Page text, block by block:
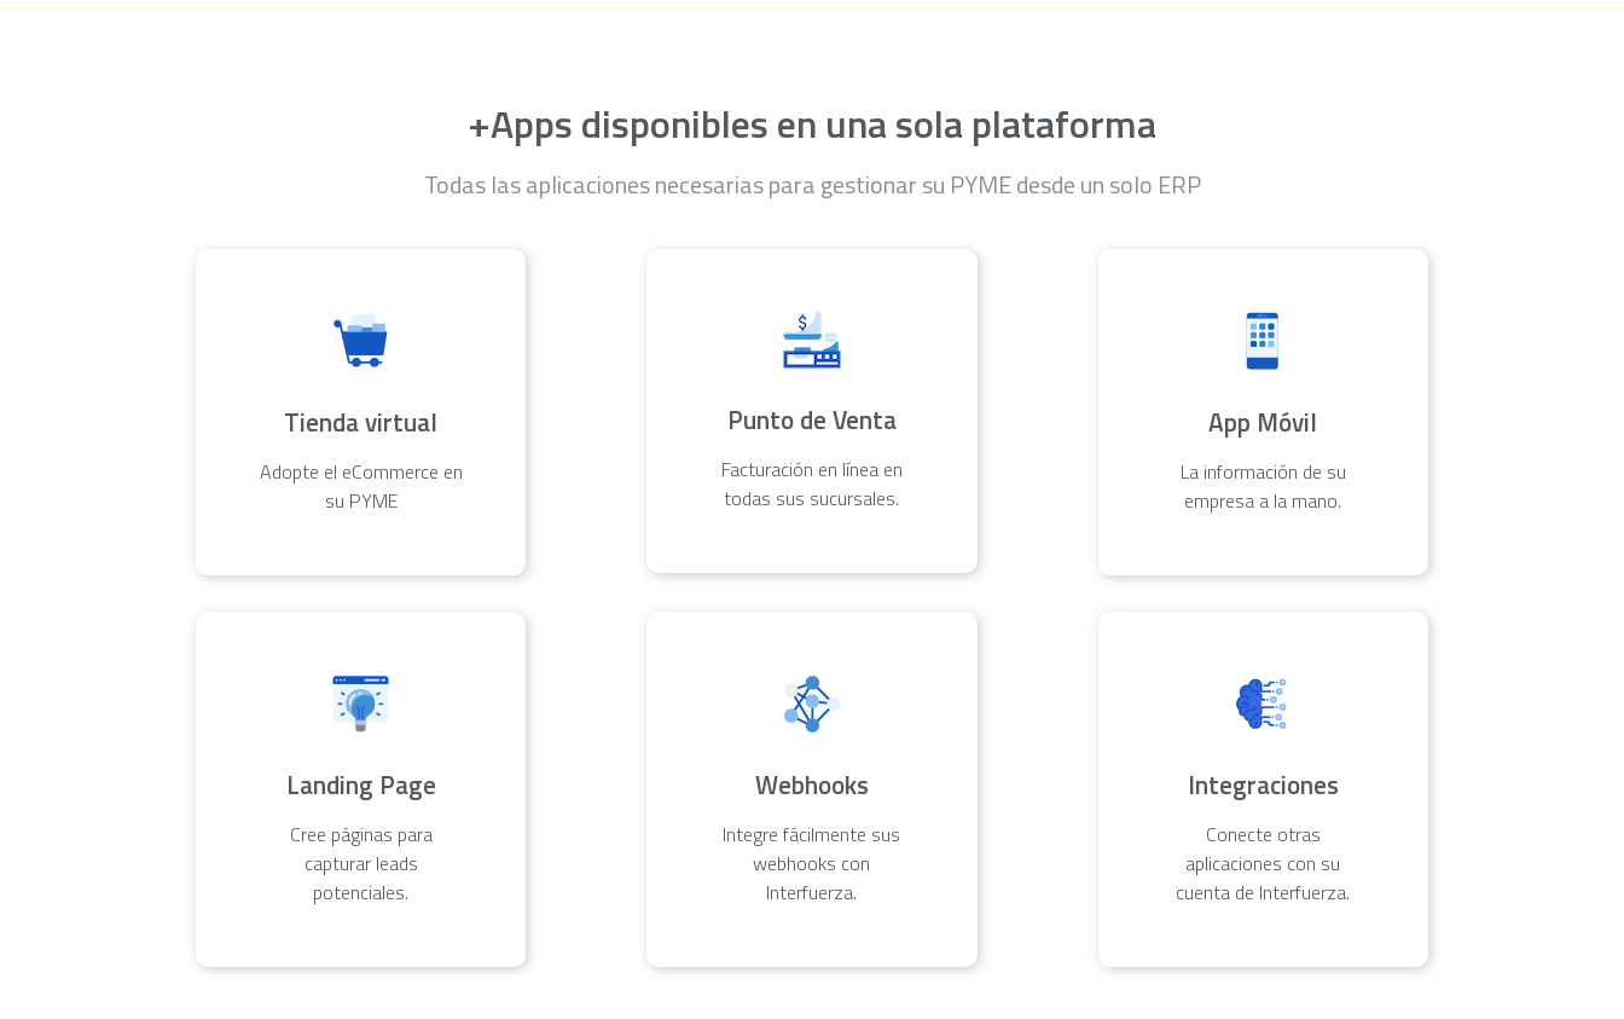
+Apps disponibles en una sola plataforma
Todas las aplicaciones necesarias para gestionar su PYME desde un solo ERP
Tienda virtual
Adopte el eCommerce en
su PYME
Punto de Venta
Facturación en línea en
todas sus sucursales.
App Móvil
La información de su
empresa a la mano.
Landing Page
Cree páginas para
capturar leads
potenciales.
Webhooks
Integre fácilmente sus
webhooks con
Interfuerza.
Integraciones
Conecte otras
aplicaciones con su
cuenta de Interfuerza.